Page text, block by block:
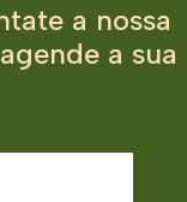
a nossa
a sua